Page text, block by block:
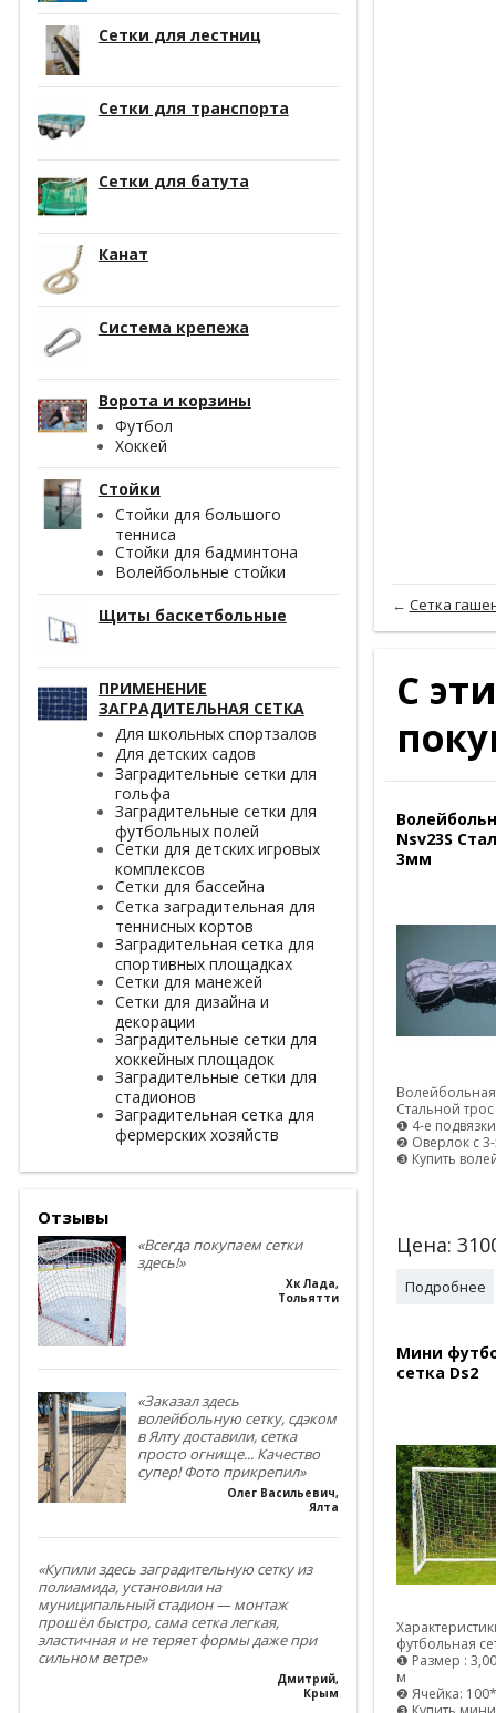
Сетки для лестниц
Сетки для транспорта
Сетки для батута
Канат
Система крепежа
Ворота и корзины
Футбол
Хоккей
Стойки
Стойки для большого
тенниса
Стойки для бадминтона
Волейбольные стойки
Щиты баскетбольные
ПРИМЕНЕНИЕ
ЗАГРАДИТЕЛЬНАЯ СЕТКА
Для школьных спортзалов
Для детских садов
Заградительные сетки для
гольфа
Заградительные сетки для
футбольных полей
Сетки для детских игровых
комплексов
Сетки для бассейна
Сетка заградительная для
теннисных кортов
Заградительная сетка для
спортивных площадках
Сетки для манежей
Сетки для дизайна и
декорации
Заградительные сетки для
хоккейных площадок
Заградительные сетки для
стадионов
Заградительная сетка для
фермерских хозяйств
Отзывы
«Всегда покупаем сетки
здесь!»
Хк Лада,
Тольятти
«Заказал здесь
волейбольную сетку, сдэком
в Ялту доставили, сетка
просто огнище... Качество
супер! Фото прикрепил»
Олег Васильевич,
Ялта
«Купили здесь заградительную сетку из
полиамида, установили на
муниципальный стадион — монтаж
прошёл быстро, сама сетка легкая,
эластичная и не теряет формы даже при
сильном ветре»
Дмитрий,
Крым
← Сетка
С
Nsv23S
3мм
Волейбольная
Стальной
❶ 4-е подвязки
❷ Оверлок с
❸ Купить
Цена:
Подробнее
Мини
сетка Ds2
футбольная
❶ Размер :
м
❷ Ячейка: